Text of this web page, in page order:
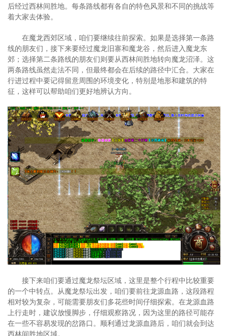
后经过西林间胜地。每条路线都有各自的特色风景和不同的挑战等
着大家去体验。
在魔龙西郊区域，咱们要继续往前探索。如果是选择第一条路
线的朋友们，接下来要经过魔龙旧寨和魔龙谷，然后进入魔龙东
郊；选择第二条路线的朋友们则要从西林间胜地转向魔龙沼泽。这
两条路线虽然走法不同，但最终都会在后续的路径中汇合。大家在
行进过程中要记得留意周围的环境变化，特别是地形和建筑的特
征，这样可以帮助咱们更好地辨认方向。
接下来咱们要通过魔龙祭坛区域，这里是整个行程中比较重要
的一个中转点。从魔龙祭坛出发，咱们要前往龙源血路，这段路程
相对较为复杂，可能需要朋友们多花些时间仔细探索。在龙源血路
上行走时，建议放慢脚步，仔细观察路况，因为这里的路径可能存
在一些不容易发现的岔路口。顺利通过龙源血路后，咱们就会到达
西林间胜地区域。